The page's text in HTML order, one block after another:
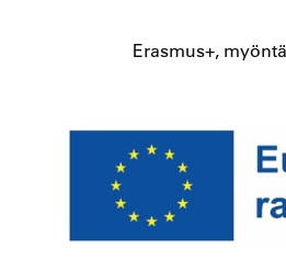
Erasmus+,